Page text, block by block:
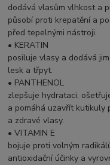
dodává vlasům vlhkost a
působí proti krepatění a
před tepelnými nástroji.
• KERATIN
posiluje vlasy a dodává jim
lesk a třpyt.
• PANTHENOL
zlepšuje hydrataci,
a pomáhá uzavřít kutikuly
a zdravé vlasy.
• VITAMIN E
bojuje proti volným
antioxidační účinky a